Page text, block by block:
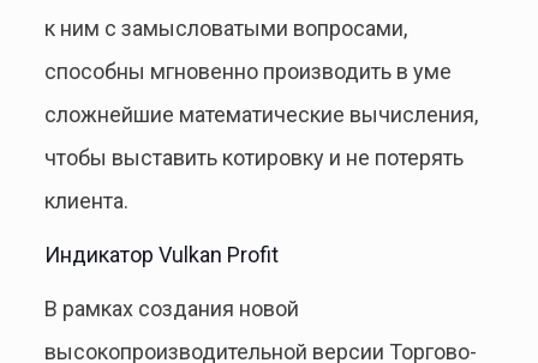
к ним с замысловатыми вопросами,
способны мгновенно производить в уме
сложнейшие математические вычисления,
чтобы выставить котировку и не потерять
клиента.
Индикатор Vulkan Profit
В рамках создания новой
высокопроизводительной версии Торгово-